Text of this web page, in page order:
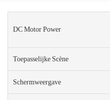
DC Motor Power
Toepasselijke Scène
Schermweergave